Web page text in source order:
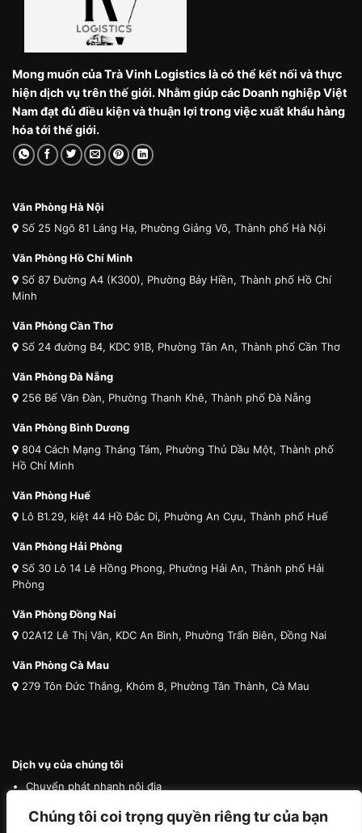
Chúng tôi coi trọng quyền riêng tư của bạn
Mong muốn của Trà Vinh Logistics là có thể kết nối và thực
hiện dịch vụ trên thế giới. Nhằm giúp các Doanh nghiệp Việt
Nam đạt đủ điều kiện và thuận lợi trong việc xuất khẩu hàng
hóa tới thế giới.
Văn Phòng Hà Nội
Số 25 Ngõ 81 Láng Hạ, Phường Giảng Võ, Thành phố Hà Nội
Văn Phòng Hồ Chí Minh
Số 87 Đường A4 (K300), Phường Bảy Hiền, Thành phố Hồ Chí
Minh
Văn Phòng Cần Thơ
Số 24 đường B4, KDC 91B, Phường Tân An, Thành phố Cần Thơ
Văn Phòng Đà Nẵng
256 Bế Văn Đàn, Phường Thanh Khê, Thành phố Đà Nẵng
Văn Phòng Bình Dương
804 Cách Mạng Tháng Tám, Phường Thủ Dầu Một, Thành phố
Hồ Chí Minh
Văn Phòng Huế
Lô B1.29, kiệt 44 Hồ Đắc Di, Phường An Cựu, Thành phố Huế
Văn Phòng Hải Phòng
Số 30 Lô 14 Lê Hồng Phong, Phường Hải An, Thành phố Hải
Phòng
Văn Phòng Đồng Nai
02A12 Lê Thị Vân, KDC An Bình, Phường Trấn Biên, Đồng Nai
Văn Phòng Cà Mau
279 Tôn Đức Thắng, Khóm 8, Phường Tân Thành, Cà Mau
Dịch vụ của chúng tôi
Chuyển phát nhanh nội địa
Chuyển phát nhanh quốc tế